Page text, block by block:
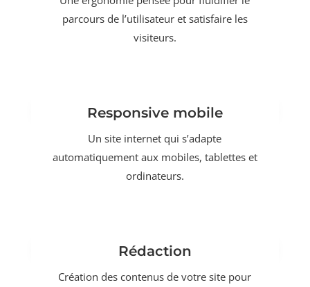
parcours de l’utilisateur et satisfaire les
visiteurs.
Responsive mobile
Un site internet qui s’adapte
automatiquement aux mobiles, tablettes et
ordinateurs.
Rédaction
Création des contenus de votre site pour